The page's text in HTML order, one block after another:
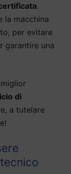
.
la macchina
per evitare
garantire una
di
a tutelare